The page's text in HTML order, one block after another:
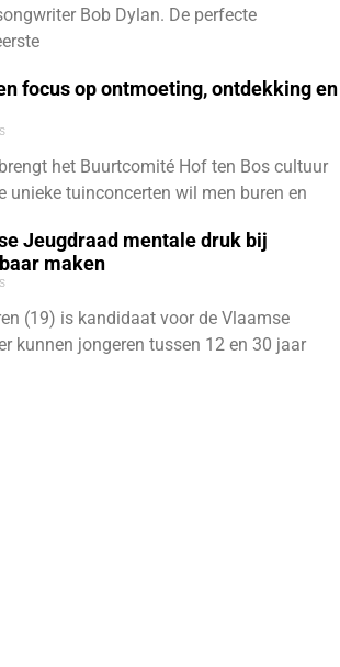
Bob Dylan. De perfecte
focus op ontmoeting, ontdekking en
het Buurtcomité Hof ten Bos cultuur
unieke tuinconcerten wil men buren en
Jeugdraad mentale druk bij
maken
(19) is kandidaat voor de Vlaamse
kunnen jongeren tussen 12 en 30 jaar